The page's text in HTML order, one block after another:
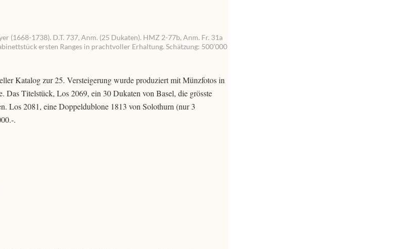
(1668-1738). D.T. 737, Anm. (25 Dukaten). HMZ 2-77b, Anm. Fr. 31a
ersten Ranges in prachtvoller Erhaltung. Schätzung: 500’000
Katalog zur 25. Versteigerung wurde produziert mit Münzfotos in
Titelstück, Los 2069, ein 30 Dukaten von Basel, die grösste
Los 2081, eine Doppeldublone 1813 von Solothurn (nur 3
.